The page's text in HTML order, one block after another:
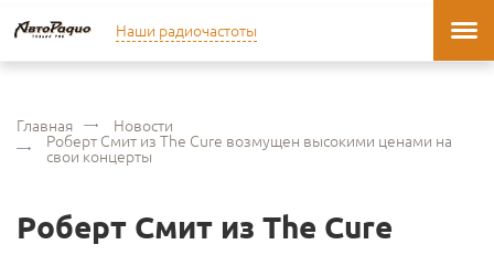
Наши радиочастоты
Главная Новости
Роберт Смит из The Cure возмущен высокими ценами на
свои концерты
Роберт Смит из The Cure